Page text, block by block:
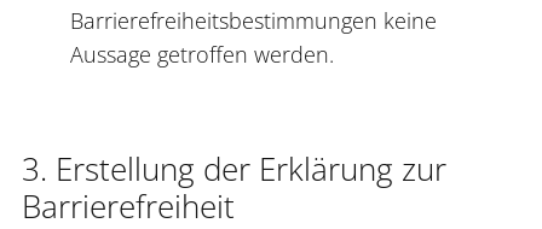
Barrierefreiheitsbestimmungen keine
Aussage getroffen werden.
3. Erstellung der Erklärung zur
Barrierefreiheit